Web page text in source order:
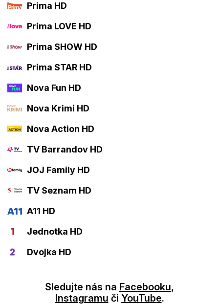
Prima HD
Prima LOVE HD
Prima SHOW HD
Prima STAR HD
Nova Fun HD
Nova Krimi HD
Nova Action HD
TV Barrandov HD
JOJ Family HD
TV Seznam HD
A11 HD
Jednotka HD
Dvojka HD
Sledujte nás na Facebooku,
Instagramu či YouTube.